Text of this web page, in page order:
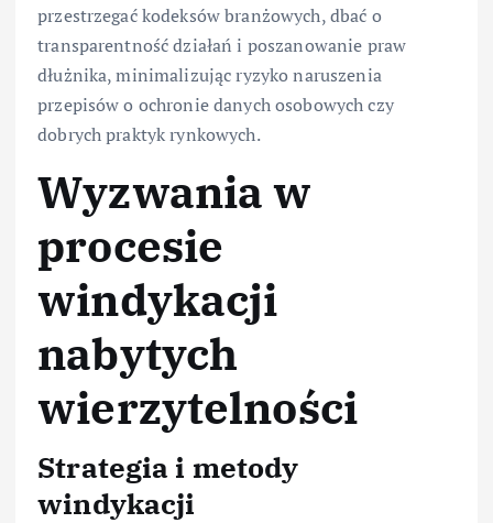
przestrzegać kodeksów branżowych, dbać o
transparentność działań i poszanowanie praw
dłużnika, minimalizując ryzyko naruszenia
przepisów o ochronie danych osobowych czy
dobrych praktyk rynkowych.
Wyzwania w
procesie
windykacji
nabytych
wierzytelności
Strategia i metody
windykacji